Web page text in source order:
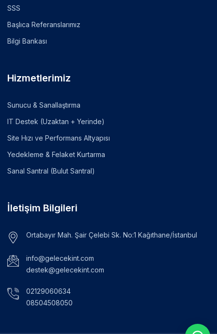
SSS
Başlıca Referanslarımız
Bilgi Bankası
Hizmetlerimiz
Sunucu & Sanallaştırma
IT Destek (Uzaktan + Yerinde)
Site Hızı ve Performans Altyapısı
Yedekleme & Felaket Kurtarma
Sanal Santral (Bulut Santral)
İletişim Bilgileri
Ortabayır Mah. Şair Çelebi Sk. No:1 Kağıthane/İstanbul
info@gelecekint.com
destek@gelecekint.com
02129060634
08504508050